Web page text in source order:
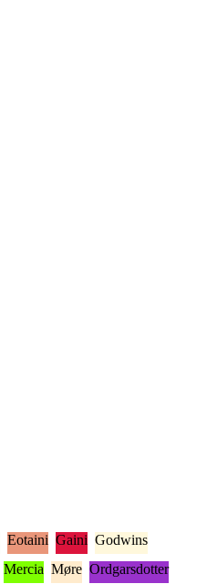
Eotaini Gaini Godwins
Mercia Møre Ordgarsdotter